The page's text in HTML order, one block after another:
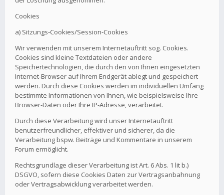
Cookies
a) Sitzungs-Cookies/Session-Cookies
Wir verwenden mit unserem Internetauftritt sog. Cookies.
Cookies sind kleine Textdateien oder andere
Speichertechnologien, die durch den von Ihnen eingesetzten
Internet-Browser auf Ihrem Endgerät ablegt und gespeichert
werden. Durch diese Cookies werden im individuellen Umfang
bestimmte Informationen von Ihnen, wie beispielsweise Ihre
Browser-Daten oder Ihre IP-Adresse, verarbeitet.
Durch diese Verarbeitung wird unser Internetauftritt
benutzerfreundlicher, effektiver und sicherer, da die
Verarbeitung bspw. Beiträge und Kommentare in unserem
Forum ermöglicht.
Rechtsgrundlage dieser Verarbeitung ist Art. 6 Abs. 1 lit b.)
DSGVO, sofern diese Cookies Daten zur Vertragsanbahnung
oder Vertragsabwicklung verarbeitet werden.